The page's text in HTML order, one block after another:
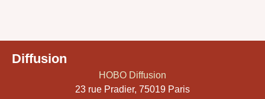
Diffusion
HOBO Diffusion
23 rue Pradier, 75019 Paris